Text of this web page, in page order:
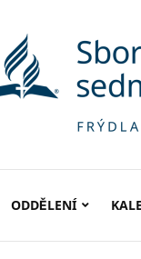
ODDĚLENÍ